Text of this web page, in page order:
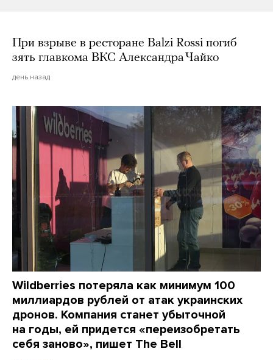
При взрыве в ресторане Balzi Rossi погиб
зять главкома ВКС Александра Чайко
день назад
Wildberries потеряла как минимум 100
миллиардов рублей от атак украинских
дронов. Компания станет убыточной
на годы, ей придется «переизобретать
себя заново», пишет The Bell